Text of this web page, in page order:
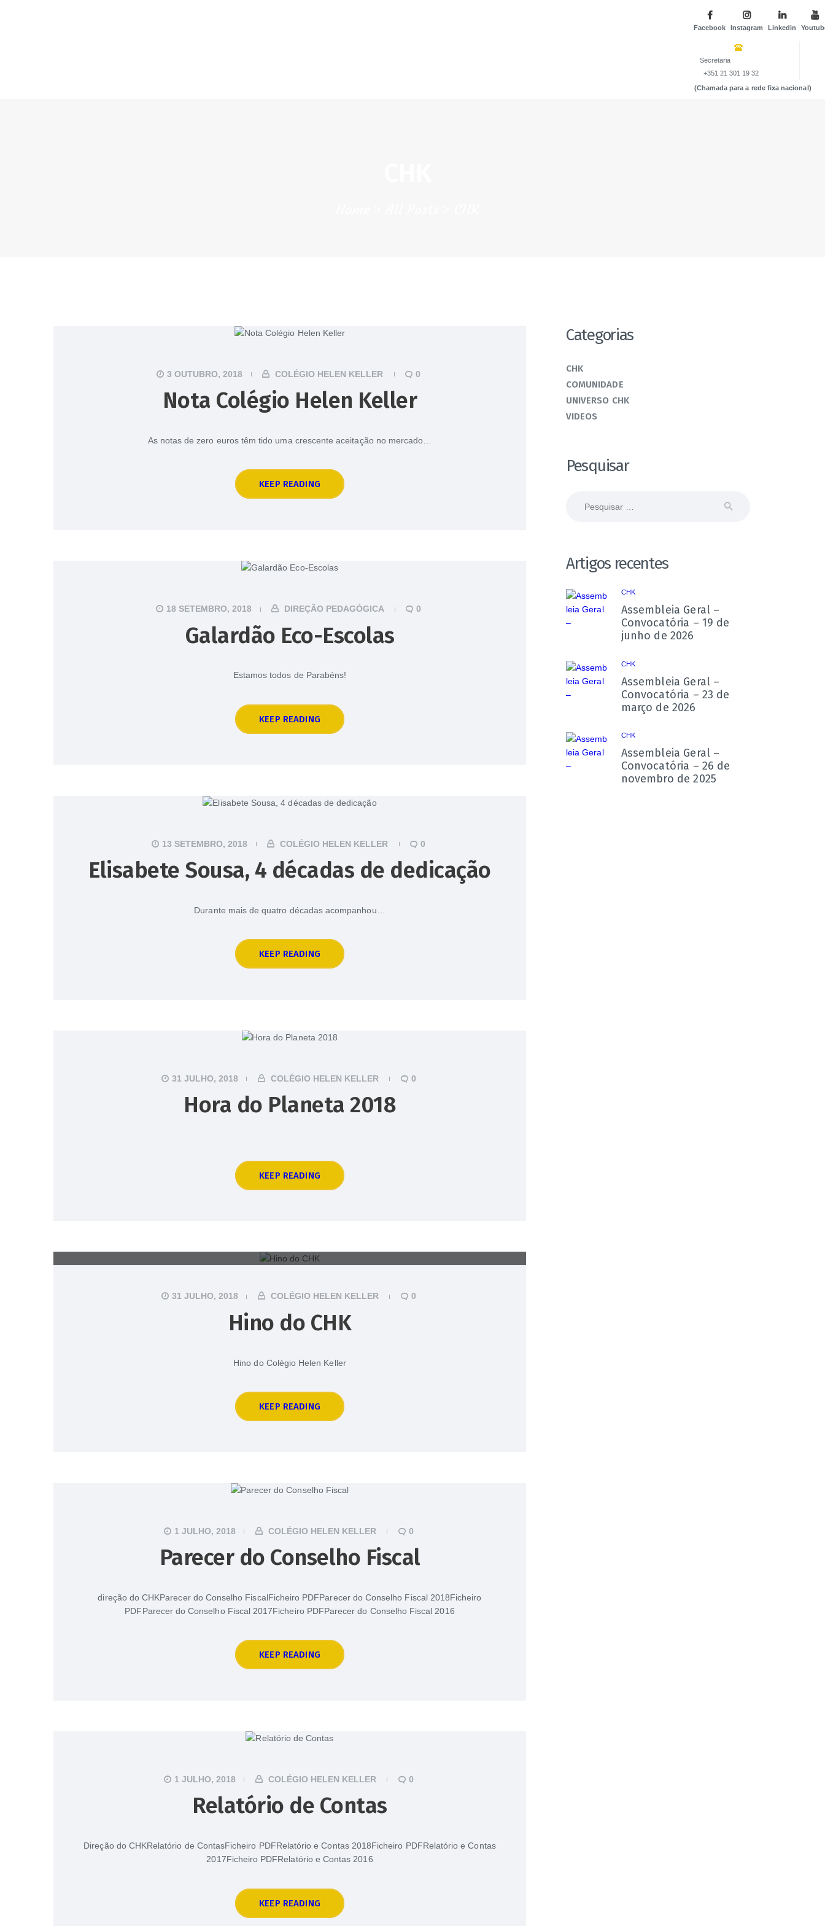
Facebook Instagram Linkedin
Secretaria
+351 21 301 19 32
(Chamada para a rede fixa nacional)
3 OUTUBRO, 2018 COLÉGIO HELEN KELLER 0
Nota Colégio Helen Keller
As notas de zero euros têm tido uma crescente aceitação no mercado…
KEEP READING
18 SETEMBRO, 2018 DIREÇÃO PEDAGÓGICA 0
Galardão Eco-Escolas
Estamos todos de Parabéns!
KEEP READING
13 SETEMBRO, 2018 COLÉGIO HELEN KELLER 0
Elisabete Sousa, 4 décadas de dedicação
Durante mais de quatro décadas acompanhou…
KEEP READING
31 JULHO, 2018 COLÉGIO HELEN KELLER 0
Hora do Planeta 2018
KEEP READING
31 JULHO, 2018 COLÉGIO HELEN KELLER 0
Hino do CHK
Hino do Colégio Helen Keller
KEEP READING
1 JULHO, 2018 COLÉGIO HELEN KELLER 0
Parecer do Conselho Fiscal
direção do CHKParecer do Conselho FiscalFicheiro PDFParecer do Conselho Fiscal 2018Ficheiro
PDFParecer do Conselho Fiscal 2017Ficheiro PDFParecer do Conselho Fiscal 2016
KEEP READING
1 JULHO, 2018 COLÉGIO HELEN KELLER 0
Relatório de Contas
Direção do CHKRelatório de ContasFicheiro PDFRelatório e Contas 2018Ficheiro PDFRelatório e Contas
2017Ficheiro PDFRelatório e Contas 2016
KEEP READING
Categorias
CHK
COMUNIDADE
UNIVERSO CHK
VIDEOS
Pesquisar
Artigos recentes
CHK
Assembleia Geral –
Convocatória – 19 de
junho de 2026
CHK
Assembleia Geral –
Convocatória – 23 de
março de 2026
CHK
Assembleia Geral –
Convocatória – 26 de
novembro de 2025